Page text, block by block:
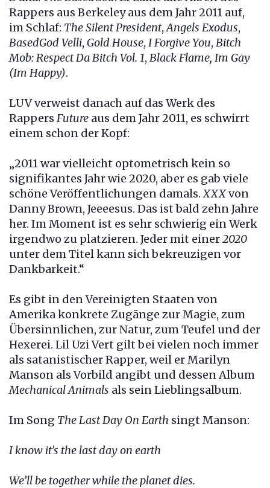
Rappers aus Berkeley aus dem Jahr 2011 auf,
im Schlaf: The Silent President,Angels Exodus,
BasedGod Velli, Gold House, I Forgive You, Bitch
Mob: Respect Da Bitch Vol. 1, Black Flame, Im Gay
(Im Happy).
LUV verweist danach auf das Werk des
Rappers Future aus dem Jahr 2011, es schwirrt
einem schon der Kopf:
„2011 war vielleicht optometrisch kein so
signifikantes Jahr wie 2020, aber es gab viele
schöne Veröffentlichungen damals.XXXvon
Danny Brown, Jeeeesus. Das ist bald zehn Jahre
her. Im Moment ist es sehr schwierig ein Werk
irgendwo zu platzieren. Jeder mit einer2020
unter dem Titel kann sich bekreuzigen vor
Dankbarkeit.“
Es gibt in den Vereinigten Staaten von
Amerika konkrete Zugänge zur Magie, zum
Übersinnlichen, zur Natur, zum Teufel und der
Hexerei. Lil Uzi Vert gilt bei vielen noch immer
als satanistischer Rapper, weil er Marilyn
Manson als Vorbild angibt und dessen Album
Mechanical Animals als sein Lieblingsalbum.
Im Song The Last Day On Earth singt Manson:
I know it’s the last day on earth
We’ll be together while the planet dies.